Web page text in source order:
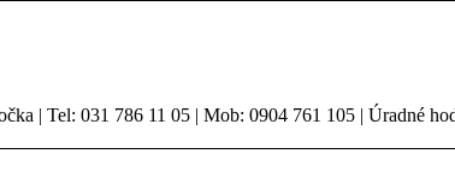
| Tel: 031 786 11 05 | Mob: 0904 761 105 | Úradné